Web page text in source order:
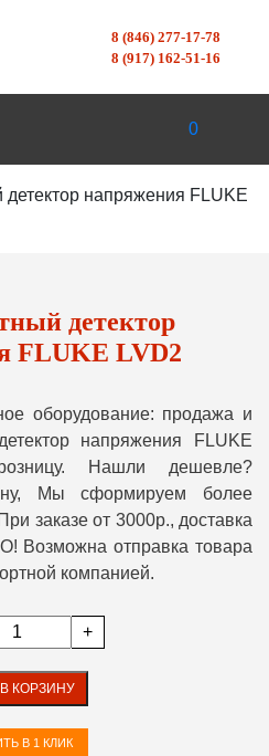
8 (846) 277-17-78
8 (917) 162-51-16
0
детектор напряжения FLUKE
детектор
FLUKE LVD2
оборудование: продажа и
напряжения FLUKE
Нашли дешевле?
Мы сформируем более
заказе от 3000р., доставка
отправка товара
компанией.
+
В КОРЗИНУ
В 1 КЛИК